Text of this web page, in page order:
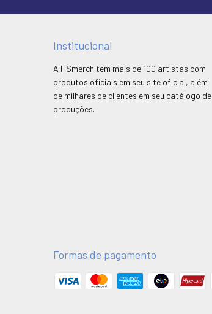
Institucional
A HSmerch tem mais de 100 artistas com
produtos oficiais em seu site oficial, além
de milhares de clientes em seu catálogo de
produções.
Formas de pagamento